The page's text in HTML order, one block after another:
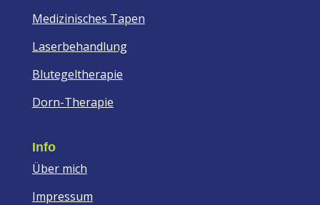
Medizinisches Tapen
Laserbehandlung
Blutegeltherapie
Dorn-Therapie
Info
Über mich
Impressum